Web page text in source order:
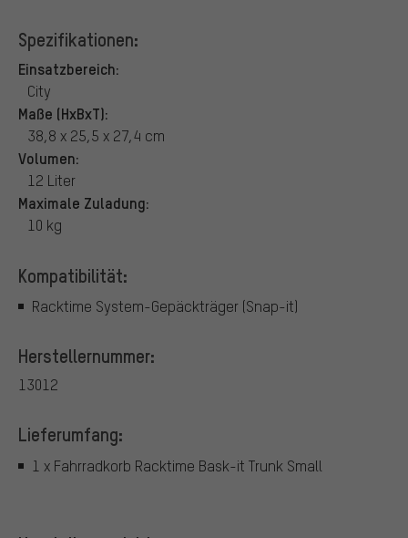
Spezifikationen:
Einsatzbereich:
City
Maße (HxBxT):
38,8 x 25,5 x 27,4 cm
Volumen:
12 Liter
Maximale Zuladung:
10 kg
Kompatibilität:
Racktime System-Gepäckträger (Snap-it)
Herstellernummer:
13012
Lieferumfang:
1 x Fahrradkorb Racktime Bask-it Trunk Small